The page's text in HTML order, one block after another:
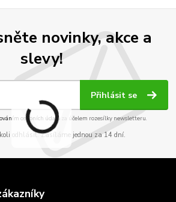
novinky, akce a
slevy!
Přihlásit se
osobních údajůza účelem rozesílky newsletteru.
odhlásit. Zasíláme jednou za 14 dní.